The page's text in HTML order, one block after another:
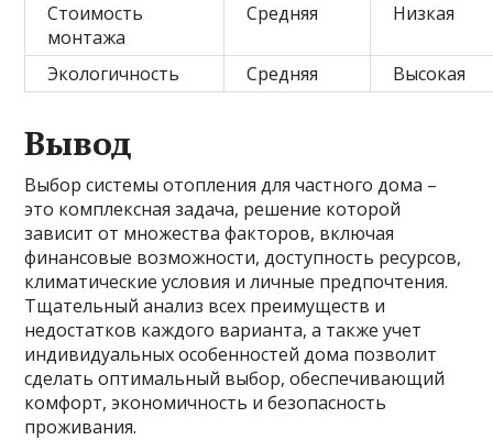
Стоимость
монтажа
Средняя Низкая
Экологичность Средняя Высокая
Вывод
Выбор системы отопления для частного дома –
это комплексная задача, решение которой
зависит от множества факторов, включая
финансовые возможности, доступность ресурсов,
климатические условия и личные предпочтения.
Тщательный анализ всех преимуществ и
недостатков каждого варианта, а также учет
индивидуальных особенностей дома позволит
сделать оптимальный выбор, обеспечивающий
комфорт, экономичность и безопасность
проживания.